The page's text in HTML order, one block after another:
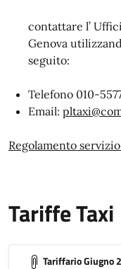
contattare l’
Genova
seguito:
Telefono 010-
Email:
Regolamento
Tariffe Taxi
Tariffario Giugno